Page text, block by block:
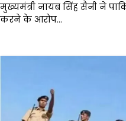
मुख्यमंत्री नायब सिंह सैनी ने
करने के आरोप…